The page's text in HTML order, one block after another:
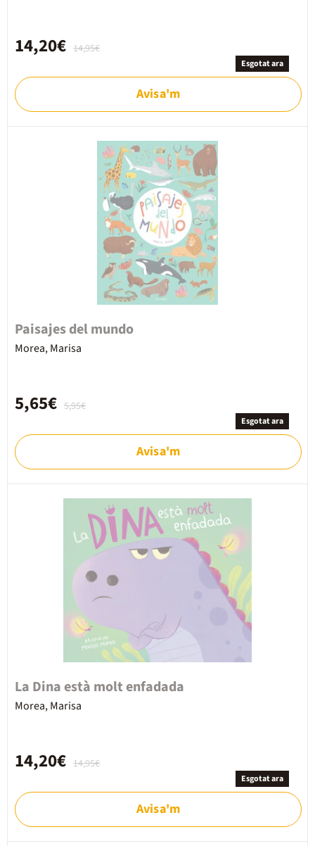
14,95€
14,20€
Esgotat ara
Avisa'm
Paisajes del mundo
Morea, Marisa
5,95€
5,65€
Esgotat ara
Avisa'm
La Dina està molt enfadada
Morea, Marisa
14,95€
14,20€
Esgotat ara
Avisa'm